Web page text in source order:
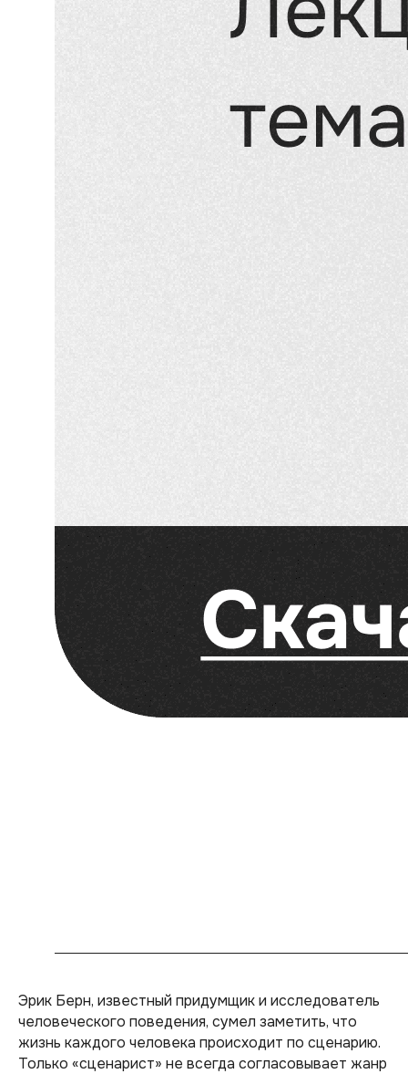
Эрик Берн, известный придумщик и исследователь
человеческого поведения, сумел заметить, что
жизнь каждого человека происходит по сценарию.
Только «сценарист» не всегда согласовывает жанр